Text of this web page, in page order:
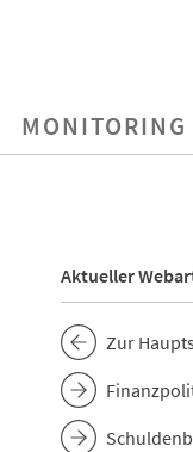
MONITORING
Aktueller
Zur